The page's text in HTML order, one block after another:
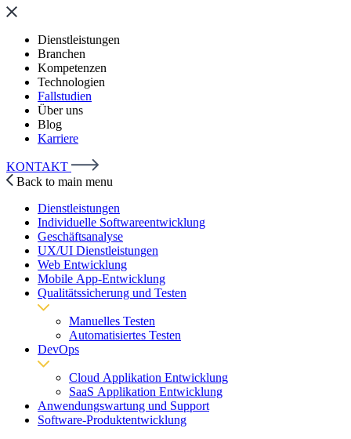
Dienstleistungen
Branchen
Kompetenzen
Technologien
Fallstudien
Über uns
Blog
Karriere
KONTAKT
Back to main menu
Dienstleistungen
Individuelle Softwareentwicklung
Geschäftsanalyse
UX/UI Dienstleistungen
Web Entwicklung
Mobile App-Entwicklung
Qualitätssicherung und Testen
Manuelles Testen
Automatisiertes Testen
DevOps
Cloud Applikation Entwicklung
SaaS Applikation Entwicklung
Anwendungswartung und Support
Software-Produktentwicklung